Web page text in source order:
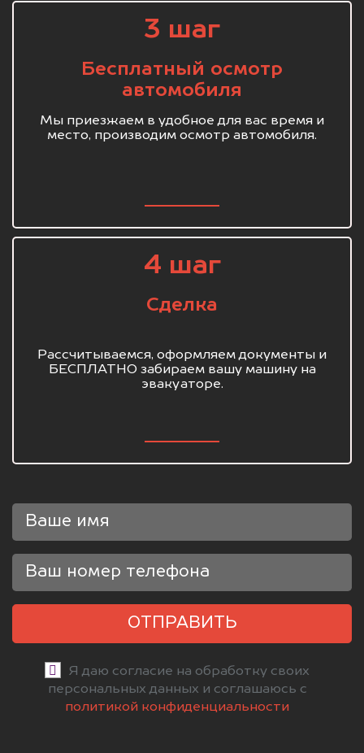
3 шаг
Бесплатный осмотр
автомобиля
Мы приезжаем в удобное для вас время и
место, производим осмотр автомобиля.
4 шаг
Сделка
Рассчитываемся, оформляем документы и
БЕСПЛАТНО забираем вашу машину на
эвакуаторе.
ОТПРАВИТЬ
Я даю согласие на обработку своих
персональных данных и соглашаюсь с
политикой конфиденциальности